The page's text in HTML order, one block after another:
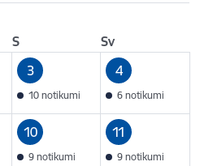
S
Sv
3
10 notikumi
4
6 notikumi
10
9 notikumi
11
9 notikumi